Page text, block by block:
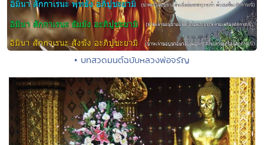
• บทสวดมนต์ฉบับหลวงพ่อจรัญ